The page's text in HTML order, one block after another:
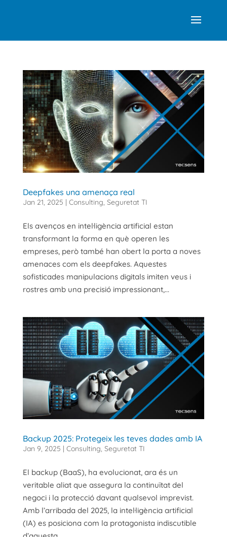
Deepfakes una amenaça real
Jan 21, 2025 | Consulting Seguretat TI
Els avenços en intel·ligència artificial estan
transformant la forma en què operen les
empreses, però també han obert la porta a noves
amenaces com els deepfakes. Aquestes
sofisticades manipulacions digitals imiten veus i
rostres amb una precisió impressionant,...
Backup 2025: Protegeix les teves dades amb IA
Jan 9, 2025 | Consulting, Seguretat TI
El backup (BaaS), ha evolucionat, ara és un
veritable aliat que assegura la continuïtat del
negoci i la protecció davant qualsevol imprevist.
Amb l’arribada del 2025, la intel·ligència artificial
(IA) es posiciona com la protagonista indiscutible